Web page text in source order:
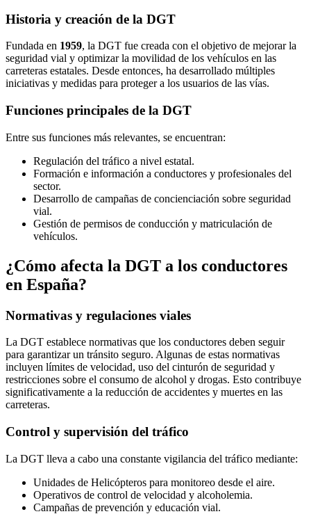
Historia y creación de la DGT
Fundada en 1959, la DGT fue creada con el objetivo de mejorar la
seguridad vial y optimizar la movilidad de los vehículos en las
carreteras estatales. Desde entonces, ha desarrollado múltiples
iniciativas y medidas para proteger a los usuarios de las vías.
Funciones principales de la DGT
Entre sus funciones más relevantes, se encuentran:
Regulación del tráfico a nivel estatal.
Formación e información a conductores y profesionales del
sector.
Desarrollo de campañas de concienciación sobre seguridad
vial.
Gestión de permisos de conducción y matriculación de
vehículos.
¿Cómo afecta la DGT a los conductores
en España?
Normativas y regulaciones viales
La DGT establece normativas que los conductores deben seguir
para garantizar un tránsito seguro. Algunas de estas normativas
incluyen límites de velocidad, uso del cinturón de seguridad y
restricciones sobre el consumo de alcohol y drogas. Esto contribuye
significativamente a la reducción de accidentes y muertes en las
carreteras.
Control y supervisión del tráfico
La DGT lleva a cabo una constante vigilancia del tráfico mediante:
Unidades de Helicópteros para monitoreo desde el aire.
Operativos de control de velocidad y alcoholemia.
Campañas de prevención y educación vial.